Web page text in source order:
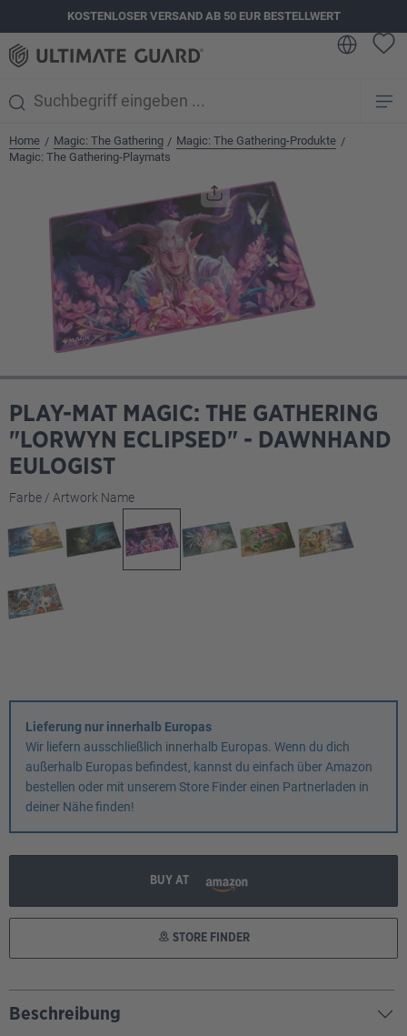
springenKOSTENLOSER VERSAND AB 50 EUR BESTELLWERT
Home / Magic: The Gathering / Magic: The Gathering-Produkte /
Magic: The Gathering-Playmats
PLAY-MAT MAGIC: THE GATHERING
"LORWYN ECLIPSED" - DAWNHAND
EULOGIST
Farbe / Artwork Nameauswählen
Lieferung nur innerhalb Europas
Wir liefern ausschließlich innerhalb Europas. Wenn du dich
außerhalb Europas befindest, kannst du einfach über Amazon
bestellen oder mit unserem Store Finder einen Partnerladen in
deiner Nähe finden!
BUY AT
STORE FINDER
Beschreibung